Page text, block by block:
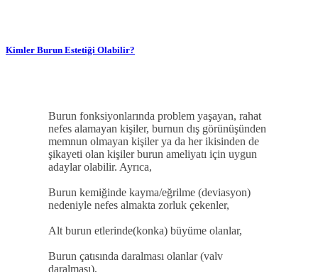
Kimler Burun Estetiği Olabilir?
Burun fonksiyonlarında problem yaşayan, rahat
nefes alamayan kişiler, burnun dış görünüşünden
memnun olmayan kişiler ya da her ikisinden de
şikayeti olan kişiler burun ameliyatı için uygun
adaylar olabilir. Ayrıca,
Burun kemiğinde kayma/eğrilme (deviasyon)
nedeniyle nefes almakta zorluk çekenler,
Alt burun etlerinde(konka) büyüme olanlar,
Burun çatısında daralması olanlar (valv
daralması),